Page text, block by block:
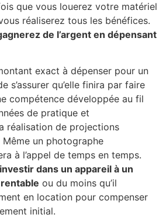
que vous louerez votre matériel
réaliserez tous les bénéfices.
de l’argent en dépensant
exact à dépenser pour un
s’assurer qu’elle finira par faire
compétence développée au fil
de pratique et
réalisation de projections
un photographe
à l’appel de temps en temps.
dans un appareil à un
ou du moins qu’il
en location pour compenser
initial.